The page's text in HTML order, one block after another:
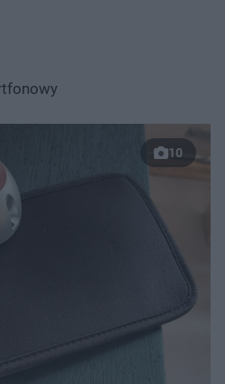
10